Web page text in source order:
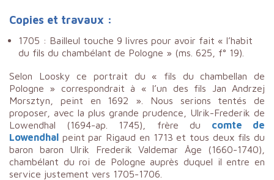
Copies et travaux :
1705 : Bailleul touche 9 livres pour avoir fait « l’habit
du fils du chambélant de Pologne » (ms. 625, f° 19).
Selon Loosky ce portrait du « fils du chambellan de
Pologne » correspondrait à « l’un des fils Jan Andrzej
Morsztyn, peint en 1692 ». Nous serions tentés de
proposer, avec la plus grande prudence, Ulrik-Frederik de
Lowendhal (1694-ap. 1745), frère du comte de
Lowendhal peint par Rigaud en 1713 et tous deux fils du
baron baron Ulrik Frederik Valdemar Âge (1660-1740),
chambélant du roi de Pologne auprès duquel il entre en
service justement vers 1705-1706.